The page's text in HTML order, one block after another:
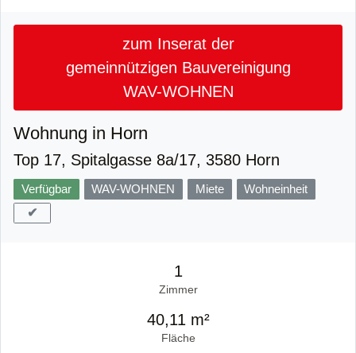
zum Inserat der
gemeinnützigen Bauvereinigung
WAV-WOHNEN
Wohnung in Horn
Top 17, Spitalgasse 8a/17, 3580 Horn
Verfügbar WAV-WOHNEN Miete
Wohneinheit
✔
1
Zimmer
40,11 m²
Fläche